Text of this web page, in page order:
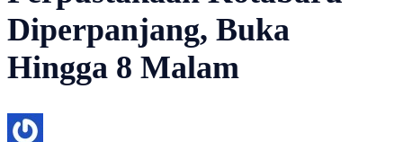
Diperpanjang, Buka
Hingga 8 Malam